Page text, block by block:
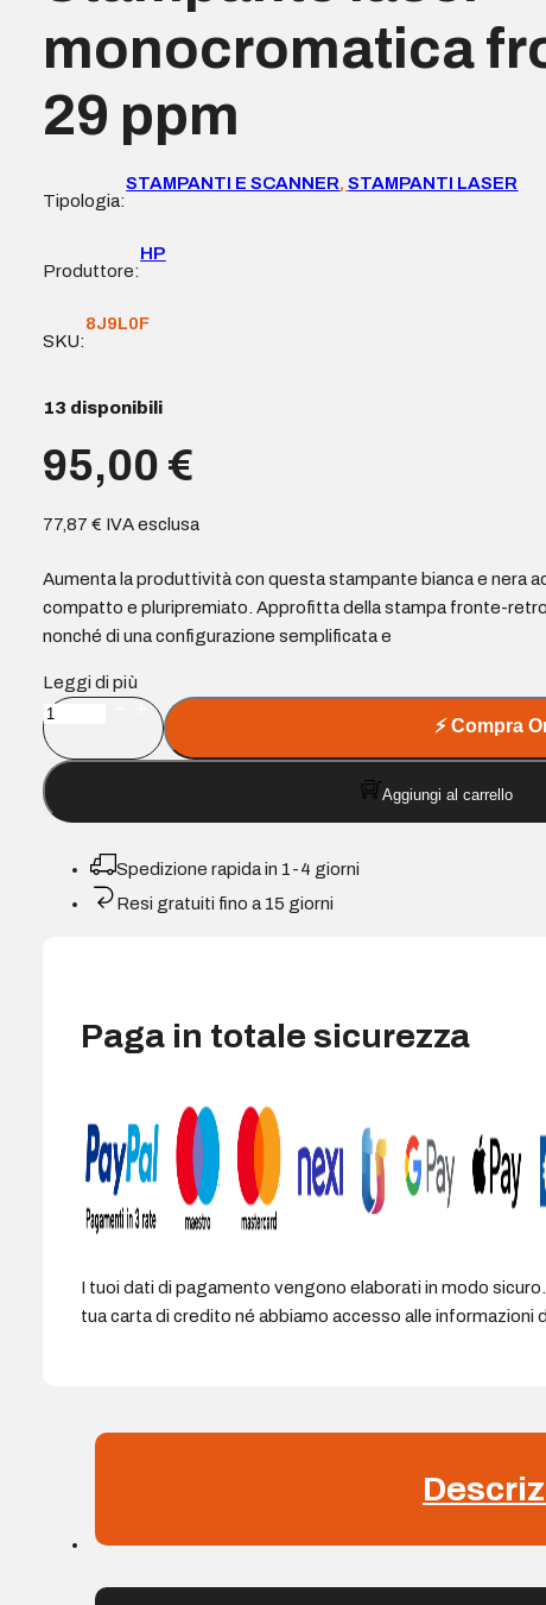
monocromatica
29 ppm
Tipologia:
STAMPANTI E SCANNER,STAMPANTI LASER
Produttore:
HP
SKU:
8J9L0F
13 disponibili
95,00 €
77,87€ IVA esclusa
Aumenta la produttività con questa stampante bianca e nera
compatto e pluripremiato. Approfitta della stampa fronte-
nonché di una configurazione semplificata e
Leggi di più
HP
LaserJet
M209d
Stampante
laser
monocromatica
fronte/retro
⚡Compra
Aggiungi al carrello
Spedizione rapida in 1-4 giorni
Resi gratuiti fino a 15 giorni
Paga in totale sicurezza
I tuoi dati di pagamento vengono elaborati in modo
tua carta di credito né abbiamo accesso alle informazioni